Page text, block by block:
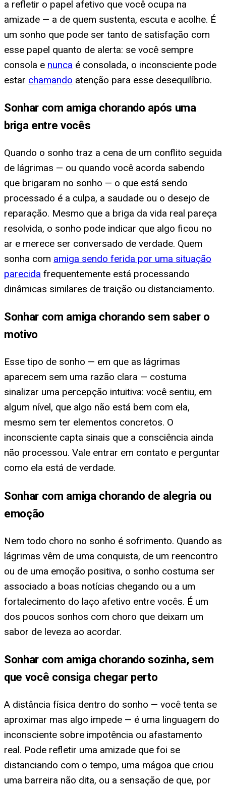
a refletir o papel afetivo que você ocupa na
amizade — a de quem sustenta, escuta e acolhe. É
um sonho que pode ser tanto de satisfação com
esse papel quanto de alerta: se você sempre
consola e nunca é consolada, o inconsciente pode
estar chamando atenção para esse desequilíbrio.
Sonhar com amiga chorando após uma
briga entre vocês
Quando o sonho traz a cena de um conflito seguida
de lágrimas — ou quando você acorda sabendo
que brigaram no sonho — o que está sendo
processado é a culpa, a saudade ou o desejo de
reparação. Mesmo que a briga da vida real pareça
resolvida, o sonho pode indicar que algo ficou no
ar e merece ser conversado de verdade. Quem
sonha com amiga sendo ferida por uma situação
parecida frequentemente está processando
dinâmicas similares de traição ou distanciamento.
Sonhar com amiga chorando sem saber o
motivo
Esse tipo de sonho — em que as lágrimas
aparecem sem uma razão clara — costuma
sinalizar uma percepção intuitiva: você sentiu, em
algum nível, que algo não está bem com ela,
mesmo sem ter elementos concretos. O
inconsciente capta sinais que a consciência ainda
não processou. Vale entrar em contato e perguntar
como ela está de verdade.
Sonhar com amiga chorando de alegria ou
emoção
Nem todo choro no sonho é sofrimento. Quando as
lágrimas vêm de uma conquista, de um reencontro
ou de uma emoção positiva, o sonho costuma ser
associado a boas notícias chegando ou a um
fortalecimento do laço afetivo entre vocês. É um
dos poucos sonhos com choro que deixam um
sabor de leveza ao acordar.
Sonhar com amiga chorando sozinha, sem
que você consiga chegar perto
A distância física dentro do sonho — você tenta se
aproximar mas algo impede — é uma linguagem do
inconsciente sobre impotência ou afastamento
real. Pode refletir uma amizade que foi se
distanciando com o tempo, uma mágoa que criou
uma barreira não dita, ou a sensação de que, por